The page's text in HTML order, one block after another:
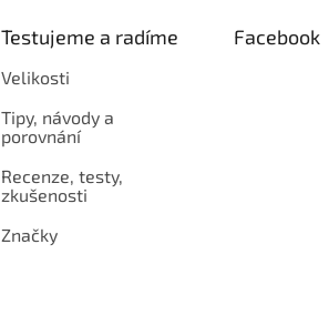
Testujeme a radíme
Velikosti
Tipy, návody a
porovnání
Recenze, testy,
zkušenosti
Značky
Facebook